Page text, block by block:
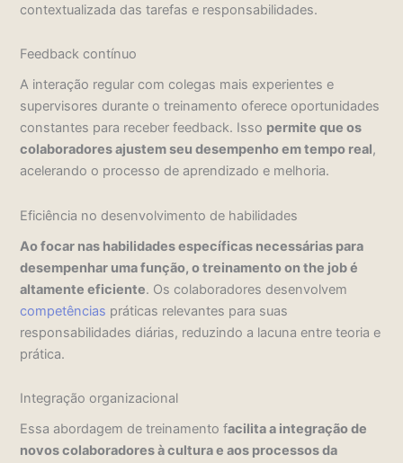
contextualizada das tarefas e responsabilidades.
Feedback contínuo
A interação regular com colegas mais experientes e
supervisores durante o treinamento oferece oportunidades
constantes para receber feedback. Isso permite que os
colaboradores ajustem seu desempenho em tempo real,
acelerando o processo de aprendizado e melhoria.
Eficiência no desenvolvimento de habilidades
Ao focar nas habilidades específicas necessárias para
desempenhar uma função, o treinamento on the job é
altamente eficiente. Os colaboradores desenvolvem
competências práticas relevantes para suas
responsabilidades diárias, reduzindo a lacuna entre teoria e
prática.
Integração organizacional
Essa abordagem de treinamento facilita a integração de
novos colaboradores à cultura e aos processos da